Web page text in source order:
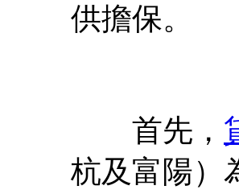
供擔保。
首先，
杭及富陽）